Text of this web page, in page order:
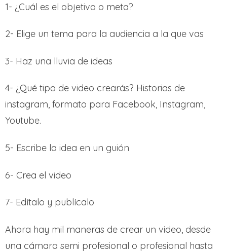
1- ¿Cuál es el objetivo o meta?
2- Elige un tema para la audiencia a la que vas
3- Haz una lluvia de ideas
4- ¿Qué tipo de video crearás? Historias de
instagram, formato para Facebook, Instagram,
Youtube.
5- Escribe la idea en un guión
6- Crea el video
7- Edítalo y publícalo
Ahora hay mil maneras de crear un video, desde
una cámara semi profesional o profesional hasta